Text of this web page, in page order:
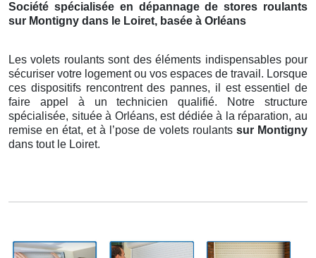
Société spécialisée en dépannage de stores roulants
sur Montigny dans le Loiret, basée à Orléans
Les volets roulants sont des éléments indispensables pour
sécuriser votre logement ou vos espaces de travail. Lorsque
ces dispositifs rencontrent des pannes, il est essentiel de
faire appel à un technicien qualifié. Notre structure
spécialisée, située à Orléans, est dédiée à la réparation, au
remise en état, et à l’pose de volets roulants sur Montigny
dans tout le Loiret.